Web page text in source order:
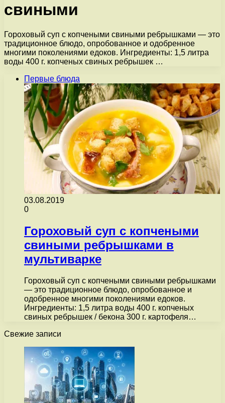
свиными
Гороховый суп с копчеными свиными ребрышками — это
традиционное блюдо, опробованное и одобренное
многими поколениями едоков. Ингредиенты: 1,5 литра
воды 400 г. копченых свиных ребрышек …
Первые блюда
03.08.2019
0
Гороховый суп с копчеными
свиными ребрышками в
мультиварке
Гороховый суп с копчеными свиными ребрышками
— это традиционное блюдо, опробованное и
одобренное многими поколениями едоков.
Ингредиенты: 1,5 литра воды 400 г. копченых
свиных ребрышек / бекона 300 г. картофеля…
Свежие записи